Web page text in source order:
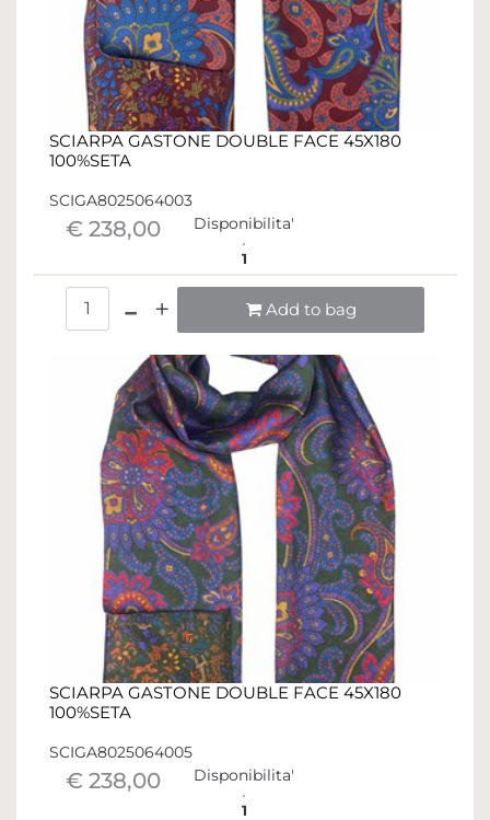
SCIARPA GASTONE DOUBLE FACE 45X180
100%SETA
SCIGA8025064003
€ 238,00 Disponibilita'
1
Add to bag
SCIARPA GASTONE DOUBLE FACE 45X180
100%SETA
SCIGA8025064005
€ 238,00 Disponibilita'
1